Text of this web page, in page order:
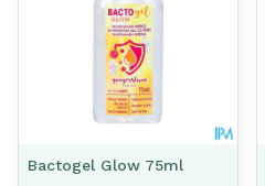
Bactogel Glow 75ml